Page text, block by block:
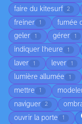
faire du kitesurf 2
freiner 1 fumée
geler 1 gérer 1
indiquer l'heure 1
laver 1 lever 1
lumière allumée 1
mettre 1
naviguer 2
ouvrir la porte 1